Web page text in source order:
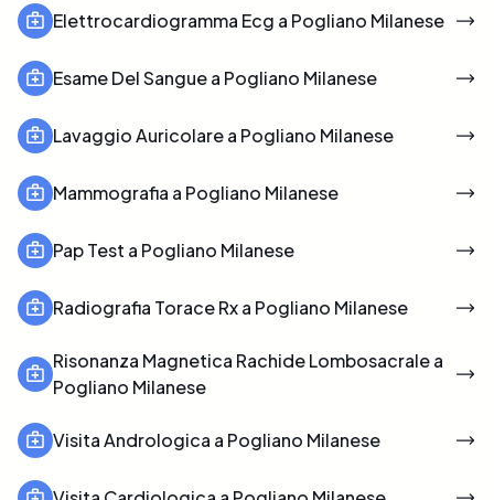
Elettrocardiogramma Ecg a Pogliano Milanese
Esame Del Sangue a Pogliano Milanese
Lavaggio Auricolare a Pogliano Milanese
Mammografia a Pogliano Milanese
Pap Test a Pogliano Milanese
Radiografia Torace Rx a Pogliano Milanese
Risonanza Magnetica Rachide Lombosacrale a
Pogliano Milanese
Visita Andrologica a Pogliano Milanese